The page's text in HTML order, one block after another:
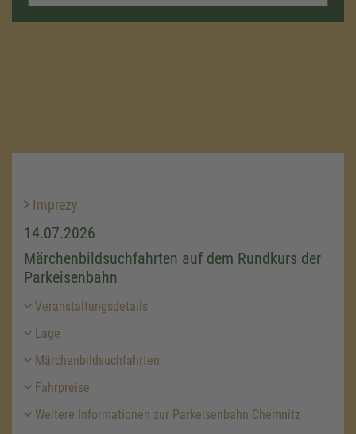
Imprezy
14.07.2026
Märchenbildsuchfahrten auf dem Rundkurs der
Parkeisenbahn
Veranstaltungsdetails
Lage
Märchenbildsuchfahrten
Fahrpreise
Weitere Informationen zur Parkeisenbahn Chemnitz